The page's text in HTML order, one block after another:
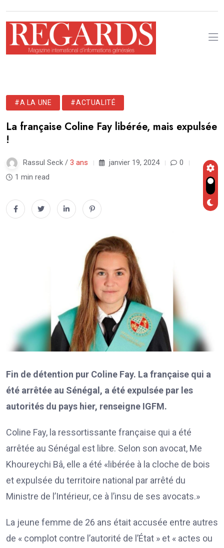
#A LA UNE #ACTUALITÉ
La française Coline Fay libérée, mais expulsée
!
Rassul Seck / 3 ans janvier 19, 2024
0
1 min read
Fin de détention pur Coline Fay. La française qui a
été arrêtée au Sénégal, a été expulsée par les
autorités du pays hier, renseigne IGFM.
Coline Fay, la ressortissante française qui a été
arrêtée au Sénégal est libre. Selon son avocat, Me
Khoureychi Bâ, elle a été «libérée à la cloche de bois
et expulsée du territoire national par arrêté du
Ministre de l’Intérieur, ce à l’insu de ses avocats.»
La jeune femme de 26 ans était accusée entre autres
de « complot contre l’autorité de l’État » et « actes ou